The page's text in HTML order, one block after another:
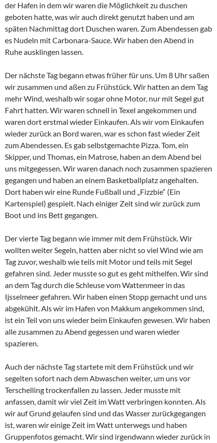
der Hafen in dem wir waren die Möglichkeit zu duschen
geboten hatte, was wir auch direkt genutzt haben und am
späten Nachmittag dort Duschen waren. Zum Abendessen gab
es Nudeln mit Carbonara-Sauce. Wir haben den Abend in
Ruhe ausklingen lassen.
Der nächste Tag begann etwas früher für uns. Um 8 Uhr saßen
wir zusammen und aßen zu Frühstück. Wir hatten an dem Tag
mehr Wind, weshalb wir sogar ohne Motor, nur mit Segel gut
Fahrt hatten. Wir waren schnell in Texel angekommen und
waren dort erstmal wieder Einkaufen. Als wir vom Einkaufen
wieder zurück an Bord waren, war es schon fast wieder Zeit
zum Abendessen. Es gab selbstgemachte Pizza. Tom, ein
Skipper, und Thomas, ein Matrose, haben an dem Abend bei
uns mitgegessen. Wir waren danach noch zusammen spazieren
gegangen und haben an einem Basketballplatz angehalten.
Dort haben wir eine Runde Fußball und „Fizzbie“ (Ein
Kartenspiel) gespielt. Nach einiger Zeit sind wir zurück zum
Boot und ins Bett gegangen.
Der vierte Tag begann wie immer mit dem Frühstück. Wir
wollten weiter Segeln, hatten aber nicht so viel Wind wie am
Tag zuvor, weshalb wie teils mit Motor und teils mit Segel
gefahren sind. Jeder musste so gut es geht mithelfen. Wir sind
an dem Tag durch die Schleuse vom Wattenmeer in das
Ijsselmeer gefahren. Wir haben einen Stopp gemacht und uns
abgekühlt. Als wir im Hafen von Makkum angekommen sind,
ist ein Teil von uns wieder beim Einkaufen gewesen. Wir haben
alle zusammen zu Abend gegessen und waren wieder
spazieren.
Auch der nächste Tag startete mit dem Frühstück und wir
segelten sofort nach dem Abwaschen weiter, um uns vor
Terschelling trockenfallen zu lassen. Jeder musste mit
anfassen, damit wir viel Zeit im Watt verbringen konnten. Als
wir auf Grund gelaufen sind und das Wasser zurückgegangen
ist, waren wir einige Zeit im Watt unterwegs und haben
Gruppenfotos gemacht. Wir sind irgendwann wieder zurück in